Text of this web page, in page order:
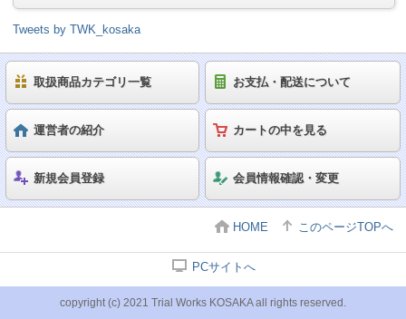
Tweets by TWK_kosaka
取扱商品カテゴリ一覧 お支払・配送について
運営者の紹介 カートの中を見る
新規会員登録 会員情報確認・変更
HOME このページTOPへ
PCサイトへ
copyright (c) 2021 Trial Works KOSAKA all rights reserved.